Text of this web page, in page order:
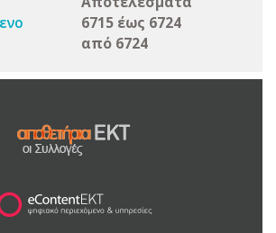
6715 έως 6724
από 6724